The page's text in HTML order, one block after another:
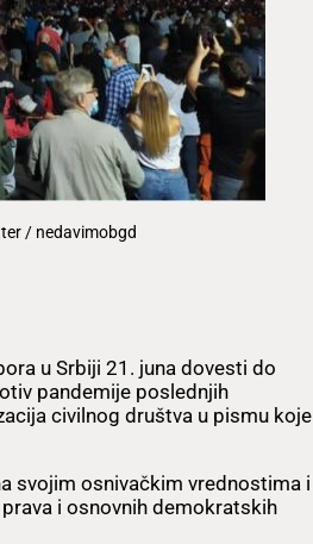
/ nedavimobgd
u Srbiji 21. juna dovesti do
pandemije poslednjih
civilnog društva u pismu koje
svojim osnivačkim vrednostima i
i osnovnih demokratskih